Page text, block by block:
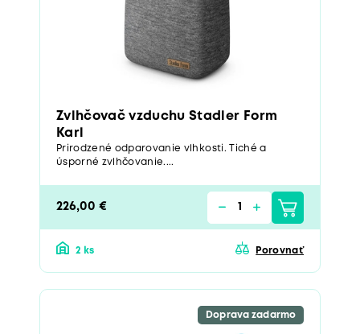
Zvlhčovač vzduchu Stadler Form
Karl
Prirodzené odparovanie vlhkosti. Tiché a
úsporné zvlhčovanie....
226,00 €
2 ks Porovnať
Doprava zadarmo